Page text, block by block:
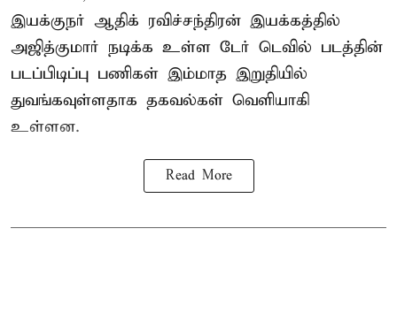
இயக்குநர் ஆதிக் ரவிச்சந்திரன் இயக்கத்தில்
அஜித்குமார் நடிக்க உள்ள டேர் டெவில் படத்தின்
படப்பிடிப்பு பணிகள் இம்மாத இறுதியில்
துவங்கவுள்ளதாக தகவல்கள் வெளியாகி
உள்ளன.
Read More